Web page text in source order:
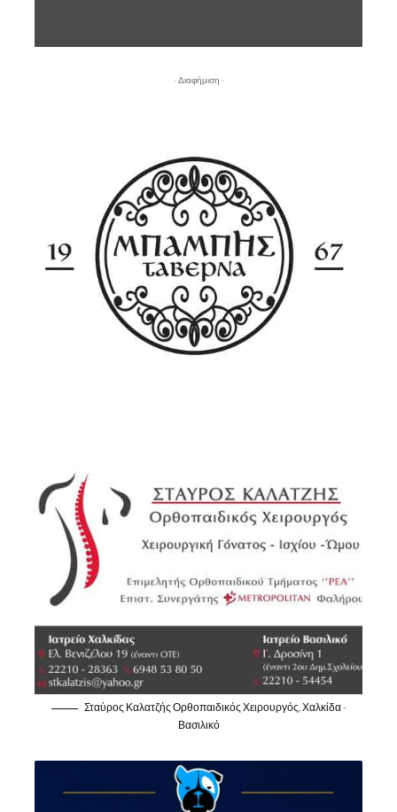
- Διαφήμιση -
Σταύρος Καλατζής Ορθοπαιδικός Χειρουργός, Χαλκίδα -
Βασιλικό